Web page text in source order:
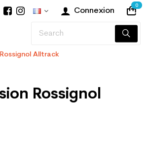
Connexion
0
Alltrack
Rossignol